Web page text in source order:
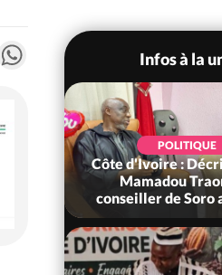
MessengerWhatsApp
Infos à la
POLITIQUE
Côte d'Ivoire :
Mamadou
conseiller de Soro